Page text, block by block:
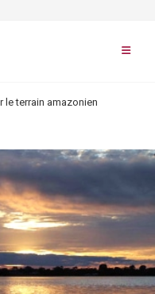
le terrain amazonien